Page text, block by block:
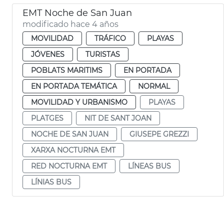
EMT Noche de San Juan
modificado hace 4 años
MOVILIDAD TRÁFICO
PLAYAS
JÓVENES
TURISTAS
POBLATS MARITIMS
EN PORTADA
EN PORTADA TEMÁTICA
NORMAL
MOVILIDAD Y URBANISMO
PLAYAS
PLATGES
NIT DE SANT JOAN
NOCHE DE SAN JUAN
GIUSEPE GREZZI
XARXA NOCTURNA EMT
RED NOCTURNA EMT
LÍNEAS BUS
LÍNIAS BUS